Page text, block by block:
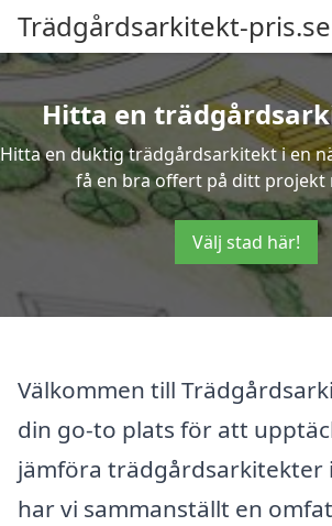
Trädgårdsarkitekt-pris.se
Hitta en
Hitta en duktig trädgårdsarkitekt i en
få en bra offert på ditt projekt
Välj stad här!
Välkommen till
din go-to plats för att
jämföra trädgårdsarkitekter
har vi sammanställt en